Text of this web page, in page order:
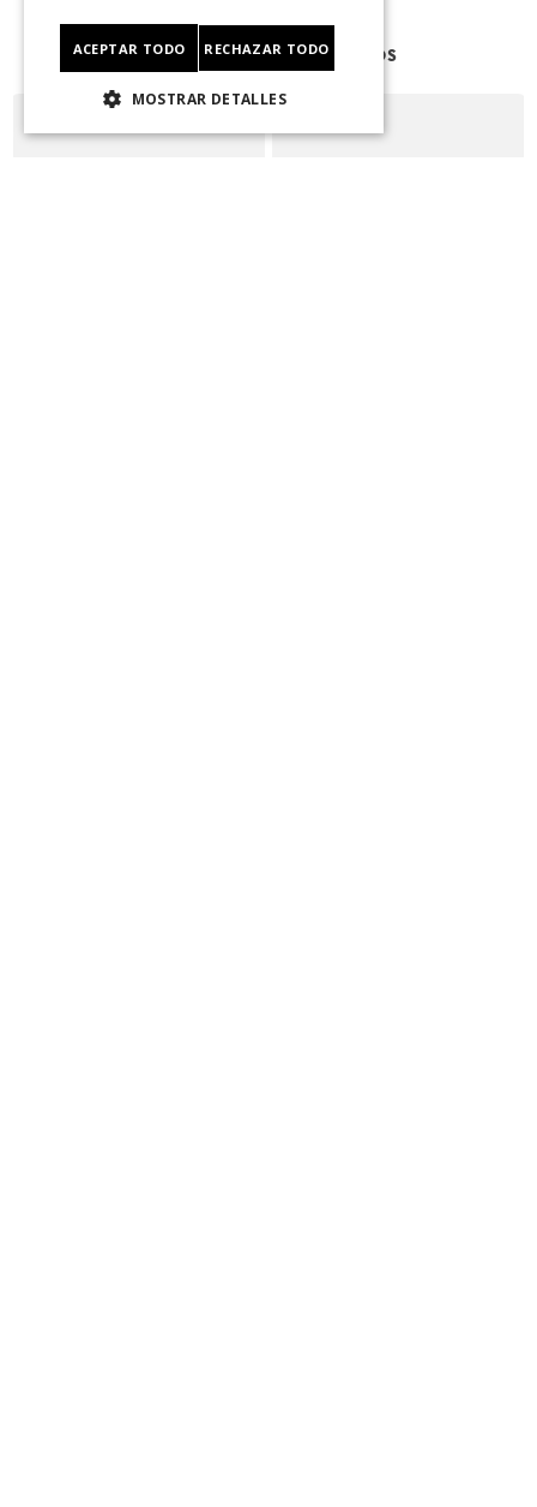
Productos Relacionados
ACEPTAR TODO RECHAZAR TODO
MOSTRAR DETALLES